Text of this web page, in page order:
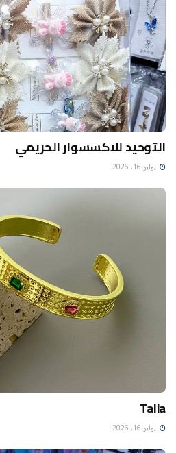
التوحيد للاكسسوار الحريمي
يوليو 16, 2026
Talia
يوليو 16, 2026